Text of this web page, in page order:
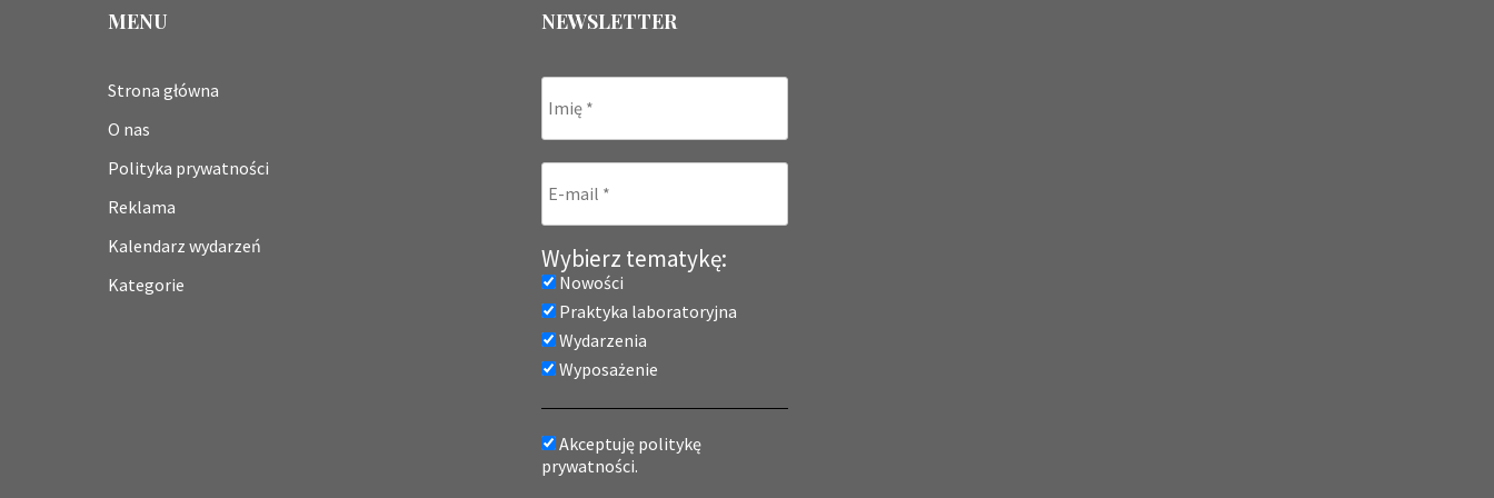
MENU
Strona główna
O nas
Polityka prywatności
Reklama
Kalendarz wydarzeń
Kategorie
NEWSLETTER
Wybierz tematykę:
Nowości
Praktyka laboratoryjna
Wydarzenia
Wyposażenie
Akceptuję politykę
prywatności.